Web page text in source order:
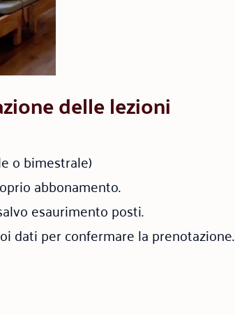
delle lezioni
o bimestrale)
abbonamento.
esaurimento posti.
dati per confermare la prenotazione.